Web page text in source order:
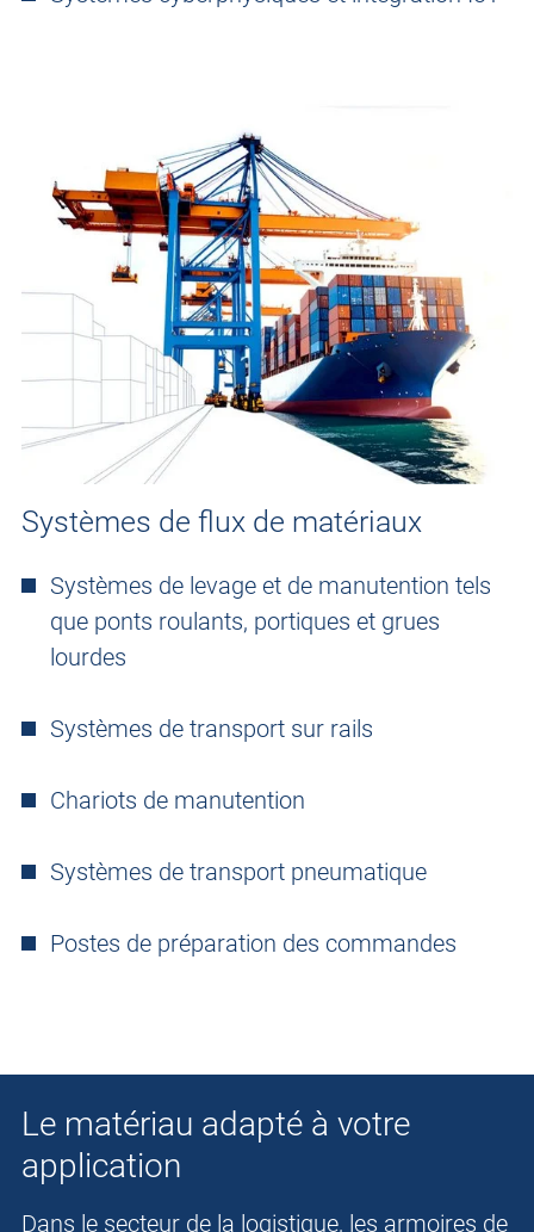
Systèmes de flux de matériaux
Systèmes de levage et de manutention tels
que ponts roulants, portiques et grues
lourdes
Systèmes de transport sur rails
Chariots de manutention
Systèmes de transport pneumatique
Postes de préparation des commandes
Le matériau adapté à votre
application
Dans le secteur de la logistique, les armoires de